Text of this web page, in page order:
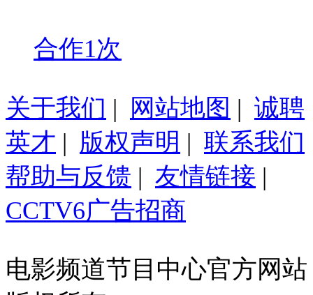
合作1次
关于我们 | 网站地图 | 诚聘
英才 | 版权声明 | 联系我们
帮助与反馈 | 友情链接 |
CCTV6广告招商
电影频道节目中心官方网站